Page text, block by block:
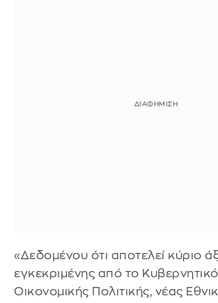
«Δεδομένου ότι αποτελεί κύριο
εγκεκριμένης από το
Οικονομικής Πολιτικής, νέας